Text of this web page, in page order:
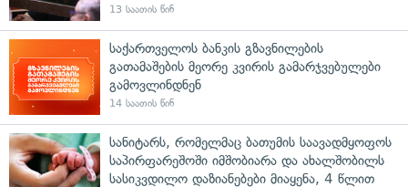
13 საათის წინ
საქართველოს ბანკის გზავნილების
გათამაშების მეორე კვირის გამარჯვებულები
გამოვლინდნენ
14 საათის წინ
სანიტარს, რომელმაც ბათუმის საავადმყოფოს
საპირფარეშოში იმშობიარა და ახალშობილს
სასიკვდილო დაზიანებები მიაყენა, 4 წლით